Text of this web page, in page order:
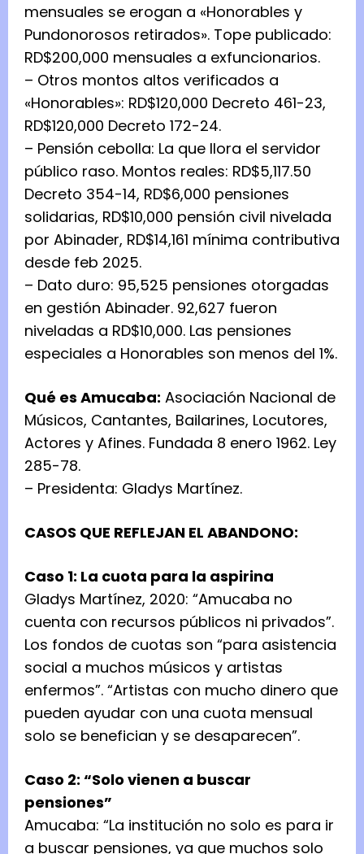
mensuales se erogan a «Honorables y
Pundonorosos retirados». Tope publicado:
RD$200,000 mensuales a exfuncionarios.
– Otros montos altos verificados a
«Honorables»: RD$120,000 Decreto 461-23,
RD$120,000 Decreto 172-24.
– Pensión cebolla: La que llora el servidor
público raso. Montos reales: RD$5,117.50
Decreto 354-14, RD$6,000 pensiones
solidarias, RD$10,000 pensión civil nivelada
por Abinader, RD$14,161 mínima contributiva
desde feb 2025.
– Dato duro: 95,525 pensiones otorgadas
en gestión Abinader. 92,627 fueron
niveladas a RD$10,000. Las pensiones
especiales a Honorables son menos del 1%.
Qué es Amucaba: Asociación Nacional de
Músicos, Cantantes, Bailarines, Locutores,
Actores y Afines. Fundada 8 enero 1962. Ley
285-78.
– Presidenta: Gladys Martínez.
CASOS QUE REFLEJAN EL ABANDONO:
Caso 1: La cuota para la aspirina
Gladys Martínez, 2020: “Amucaba no
cuenta con recursos públicos ni privados”.
Los fondos de cuotas son “para asistencia
social a muchos músicos y artistas
enfermos”. “Artistas con mucho dinero que
pueden ayudar con una cuota mensual
solo se benefician y se desaparecen”.
Caso 2: “Solo vienen a buscar
pensiones”
Amucaba: “La institución no solo es para ir
a buscar pensiones, ya que muchos solo